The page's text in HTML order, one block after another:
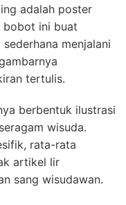
adalah poster
bobot ini buat
menjalani
tertulis.
berbentuk ilustrasi
wisuda.
rata-rata
artikel lir
sang wisudawan.